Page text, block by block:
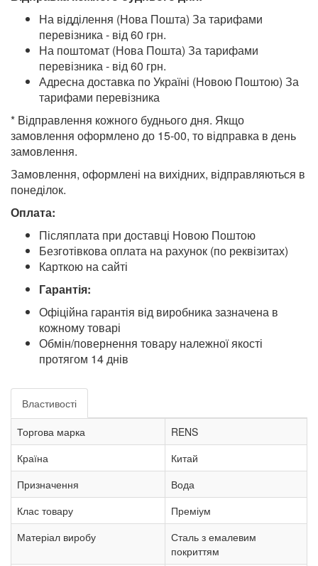
На відділення (Нова Пошта) За тарифами
перевізника - від 60 грн.
На поштомат (Нова Пошта) За тарифами
перевізника - від 60 грн.
Адресна доставка по Україні (Новою Поштою) За
тарифами перевізника
* Відправлення кожного буднього дня. Якщо
замовлення оформлено до 15-00, то відправка в день
замовлення.
Замовлення, оформлені на вихідних, відправляються в
понеділок.
Оплата:
Післяплата при доставці Новою Поштою
Безготівкова оплата на рахунок (по реквізитах)
Карткою на сайті
Гарантія:
Офіційна гарантія від виробника зазначена в
кожному товарі
Обмін/повернення товару належної якості
протягом 14 днів
Властивості
Торгова марка
RENS
Країна
Китай
Призначення
Вода
Клас товару
Преміум
Матеріал виробу
Сталь з емалевим
покриттям